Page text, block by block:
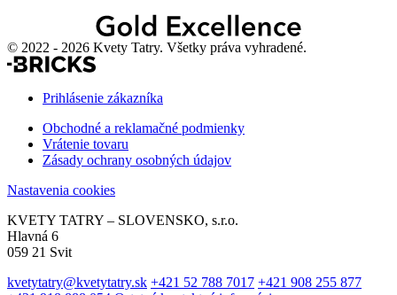
© 2022 - 2026 Kvety Tatry. Všetky práva vyhradené.
Prihlásenie zákazníka
Obchodné a reklamačné podmienky
Vrátenie tovaru
Zásady ochrany osobných údajov
Nastavenia cookies
KVETY TATRY – SLOVENSKO, s.r.o.
Hlavná 6
059 21 Svit
kvetytatry@kvetytatry.sk +421 52 788 7017 +421 908 255 877